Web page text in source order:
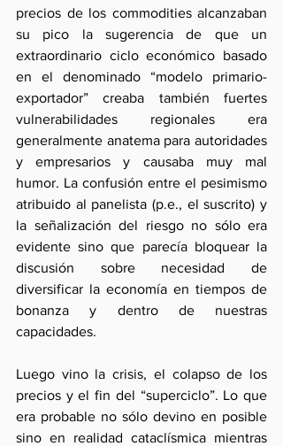
precios de los commodities alcanzaban
su pico la sugerencia de que un
extraordinario ciclo económico basado
en el denominado “modelo primario-
exportador” creaba también fuertes
vulnerabilidades regionales era
generalmente anatema para autoridades
y empresarios y causaba muy mal
humor. La confusión entre el pesimismo
atribuido al panelista (p.e., el suscrito) y
la señalización del riesgo no sólo era
evidente sino que parecía bloquear la
discusión sobre necesidad de
diversificar la economía en tiempos de
bonanza y dentro de nuestras
capacidades.
Luego vino la crisis, el colapso de los
precios y el fin del “superciclo”. Lo que
era probable no sólo devino en posible
sino en realidad cataclísmica mientras